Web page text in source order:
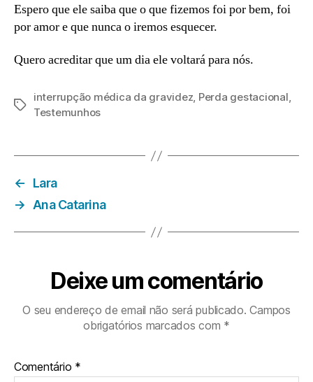
Espero que ele saiba que o que fizemos foi por bem, foi
por amor e que nunca o iremos esquecer.
Quero acreditar que um dia ele voltará para nós.
Etiquetas
interrupção médica da gravidez, Perda gestacional,
Testemunhos
←
Lara
→ Ana Catarina
Deixe um comentário
O seu endereço de email não será publicado. Campos
obrigatórios marcados com *
Comentário *